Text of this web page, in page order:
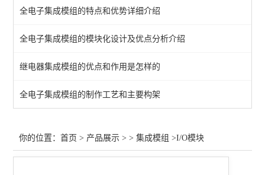
查看全部 >>
全电子集成模组的特点和优势详细介绍
全电子集成模组的模块化设计及优点分析介绍
继电器集成模组的优点和作用是怎样的
全电子集成模组的制作工艺和主要构架
你的位置：首页 > 产品展示 > >集成模组 >I/O模块